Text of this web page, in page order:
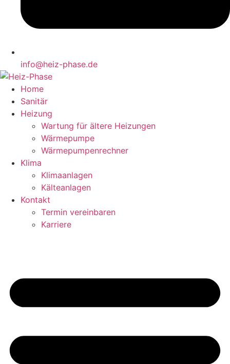
info@heiz-phase.de
Home
Sanitär
Heizung
Wartung für ältere Heizungen
Wärmepumpe
Wärmepumpenrechner
Klima
Klimaanlagen
Kälteanlagen
Kontakt
Termin vereinbaren
Karriere